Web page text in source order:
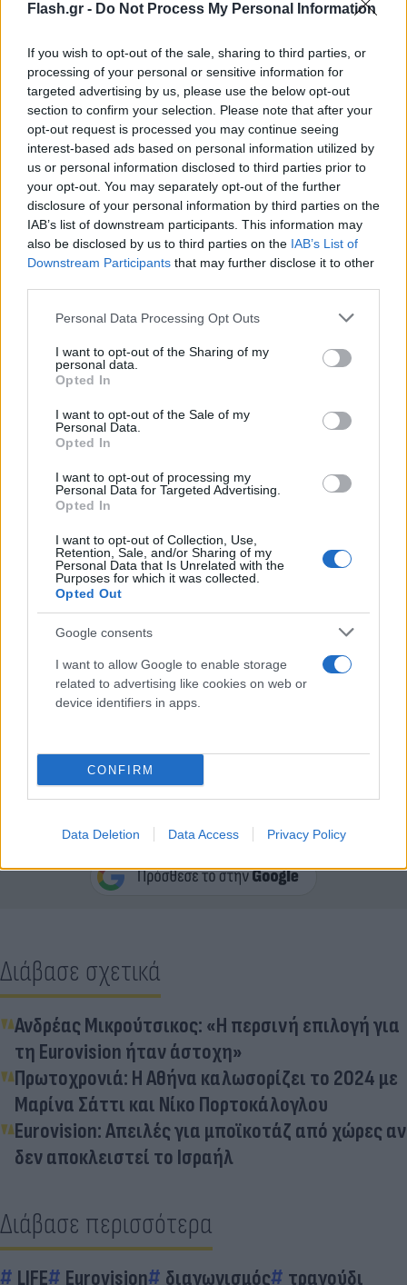
Flash.gr - Do Not Process My Personal Information
If you wish to opt-out of the sale, sharing to third parties, or
processing of your personal or sensitive information for
targeted advertising by us, please use the below opt-out
section to confirm your selection. Please note that after your
opt-out request is processed you may continue seeing
interest-based ads based on personal information utilized by
us or personal information disclosed to third parties prior to
your opt-out. You may separately opt-out of the further
disclosure of your personal information by third parties on the
IAB’s list of downstream participants. This information may
also be disclosed by us to third parties on the IAB’s List of
Downstream Participants that may further disclose it to other
Please note that this website/app uses one or more Google
not limited to your visit or usage behaviour. You may click to
grant or deny consent to Google and its third-party tags to
use your data for below specified purposes in below Google
consent section.
Personal Data Processing Opt Outs
I want to opt-out of the Sharing of my
personal data.
Opted In
I want to opt-out of the Sale of my
Personal Data.
Opted In
I want to opt-out of processing my
Personal Data for Targeted Advertising.
Opted In
I want to opt-out of Collection, Use,
Retention, Sale, and/or Sharing of my
Personal Data that Is Unrelated with the
Purposes for which it was collected.
Opted Out
Google consents
I want to allow Google to enable storage
related to advertising like cookies on web or
device identifiers in apps.
CONFIRM
Data Deletion Data Access Privacy Policy
στον 68ο διαγωνισμό τραγουδιού της Eurovision
2024, ανακοινώθηκε σήμερα, Τρίτη 24 Οκτωβρίου,
στις 15:00, στην ΕΡΤ1, στην εκπομπή «Στούντιο 4»,
με τη Νάνσυ Ζαμπέτογλου και τον Θανάση
Αναγνωστόπουλο. Πρόκειται για τη Μαρίνα Σάττι η
οποία θα ταξιδέψει στo Μάλμε της Σουηδίας για
τον μουσικό διαγωνισμό που θα διεξαχθεί από τις
7 έως τις 11 Μαΐου 2024».
Κάνε κλικ και δες περισσότερο
Flash.grστην αναζήτηση τηςGoogle
Διάβασε σχετικά
Ανδρέας Μικρούτσικος: «H περσινή επιλογή για
τη Eurovision ήταν άστοχη»
Πρωτοχρονιά: Η Αθήνα καλωσορίζει το 2024 με
Μαρίνα Σάττι και Νίκο Πορτοκάλογλου
Eurovision: Απειλές για μποϊκοτάζ από χώρες αν
δεν αποκλειστεί το Ισραήλ
Διάβασε περισσότερα
LIFE Eurovision διαγωνισμός τραγούδι